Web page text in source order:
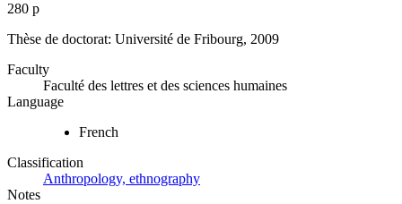
280 p
Thèse de doctorat: Université de Fribourg, 2009
Faculty
Faculté des lettres et des sciences humaines
Language
French
Classification
Anthropology, ethnography
Notes